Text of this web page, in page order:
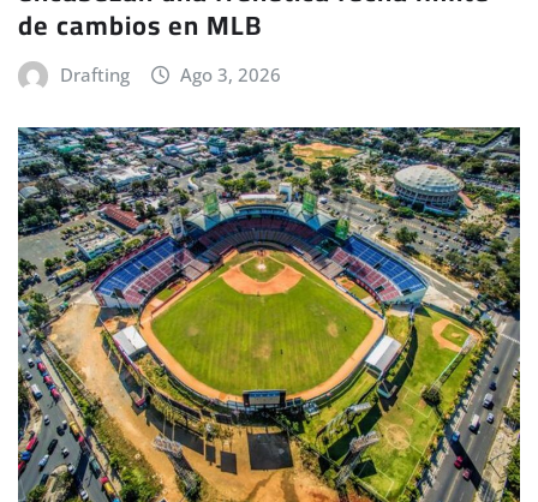
de cambios en MLB
Drafting Ago 3, 2026